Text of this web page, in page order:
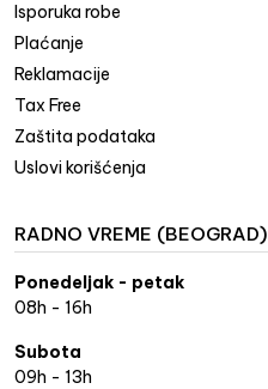
Isporuka robe
Plaćanje
Reklamacije
Tax Free
Zaštita podataka
Uslovi korišćenja
RADNO VREME (BEOGRAD)
Ponedeljak - petak
08h - 16h
Subota
09h - 13h